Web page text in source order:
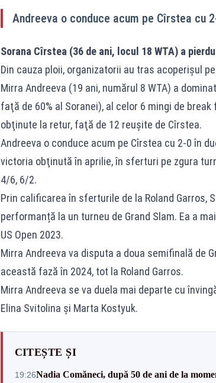
Andreeva o conduce acum pe Cîrstea cu
Sorana Cîrstea (36 de ani, locul 18 WTA) a
Din cauza ploii, organizatorii au tras acoperișul
Mirra Andreeva (19 ani, numărul 8 WTA) a
faţă de 60% al Soranei), al celor 6 mingi de
obţinute la retur, faţă de 12 reuşite de Cîrstea.
Andreeva o conduce acum pe Cîrstea cu 2-0 în
victoria obţinută în aprilie, în sferturi pe zgura
4/6, 6/2.
Prin calificarea în sferturile de la Roland Garros,
performanță la un turneu de Grand Slam. Ea a
US Open 2023.
Mirra Andreeva va disputa a doua semifinală de
această fază în 2024, tot la Roland Garros.
Mirra Andreeva se va duela mai departe cu
Elina Svitolina și Marta Kostyuk.
CITEȘTE ȘI
19:26Nadia Comăneci, după 50 de ani de la